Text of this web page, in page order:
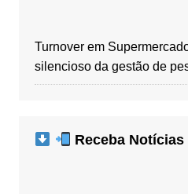
Turnover em
silencioso da gestão de
Receba